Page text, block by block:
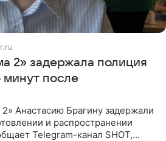
2» задержала полиция
минут после
Анастасию Брагину задержали
и распространении
Telegram-канал SHOT,